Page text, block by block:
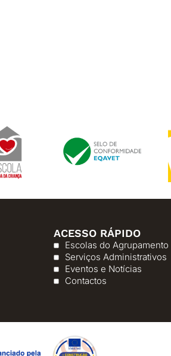
ACESSO RÁPIDO
Escolas do Agrupamento
Serviços Administrativos
Eventos e Notícias
Contactos